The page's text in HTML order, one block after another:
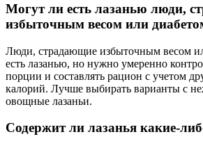
Могут ли есть лазанью люди,
избыточным весом или
Люди, страдающие избыточным весом
есть лазанью, но нужно умеренно
порции и составлять рацион с учетом
калорий. Лучше выбирать варианты с
овощные лазаньи.
Содержит ли лазанья какие-